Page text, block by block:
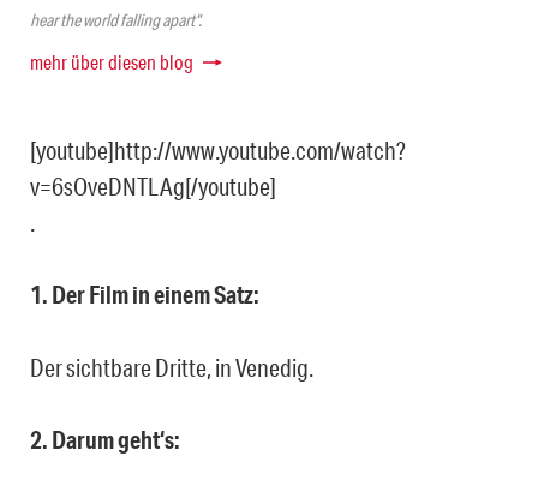
hear the world falling apart“.
mehr über diesen blog
[youtube]http://www.youtube.com/watch?
v=6sOveDNTLAg[/youtube]
.
1. Der Film in einem Satz:
Der sichtbare Dritte, in Venedig.
2. Darum geht‘s: